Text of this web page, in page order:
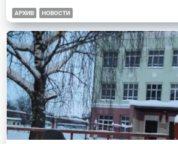
АРХИВ НОВОСТИ